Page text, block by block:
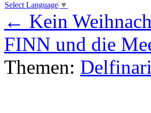
Select Language ▼
← Kein
FINN und die
Themen: